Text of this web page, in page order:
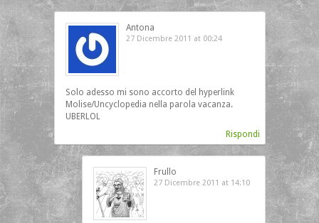
Antona
27 Dicembre 2011 at 00:24
Solo adesso mi sono accorto del hyperlink
Molise/Uncyclopedia nella parola vacanza.
UBERLOL
Rispondi
Frullo
27 Dicembre 2011 at 14:10